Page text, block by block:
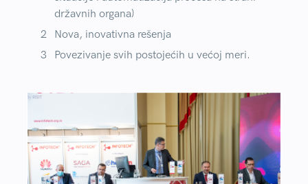
državnih organa)
Nova, inovativna rešenja
Povezivanje svih postojećih u većoj meri.